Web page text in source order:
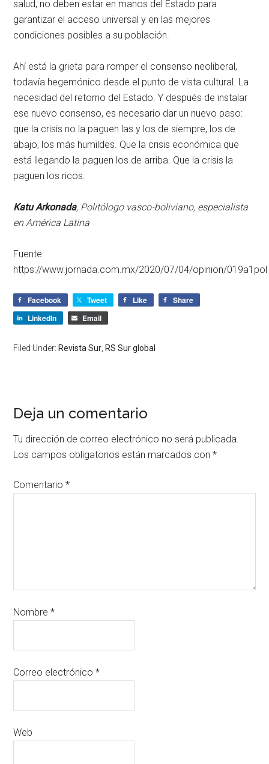
salud, no deben estar en manos del Estado para
garantizar el acceso universal y en las mejores
condiciones posibles a su población.
Ahí está la grieta para romper el consenso neoliberal,
todavía hegemónico desde el punto de vista cultural. La
necesidad del retorno del Estado. Y después de instalar
ese nuevo consenso, es necesario dar un nuevo paso:
que la crisis no la paguen las y los de siempre, los de
abajo, los más humildes. Que la crisis económica que
está llegando la paguen los de arriba. Que la crisis la
paguen los ricos.
Katu Arkonada, Politólogo vasco-boliviano, especialista
en América Latina
Fuente:
https://www.jornada.com.mx/2020/07/04/opinion/019a1pol
Facebook Tweet Like
Share
LinkedIn
Email
Filed Under: Revista Sur RS Sur global
Deja un comentario
Tu dirección de correo electrónico no será publicada.
Los campos obligatorios están marcados con*
Comentario*
Nombre*
Correo electrónico*
Web